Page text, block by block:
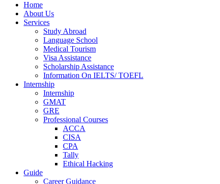
Home
About Us
Services
Study Abroad
Language School
Medical Tourism
Visa Assistance
Scholarship Assistance
Information On IELTS/ TOEFL
Internship
Internship
GMAT
GRE
Professional Courses
ACCA
CISA
CPA
Tally
Ethical Hacking
Guide
Career Guidance